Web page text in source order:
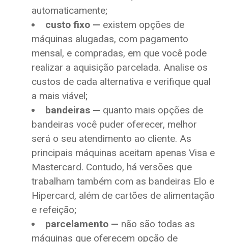
automaticamente;
custo fixo — existem opções de
máquinas alugadas, com pagamento
mensal, e compradas, em que você pode
realizar a aquisição parcelada. Analise os
custos de cada alternativa e verifique qual
a mais viável;
bandeiras — quanto mais opções de
bandeiras você puder oferecer, melhor
será o seu atendimento ao cliente. As
principais máquinas aceitam apenas Visa e
Mastercard. Contudo, há versões que
trabalham também com as bandeiras Elo e
Hipercard, além de cartões de alimentação
e refeição;
parcelamento — não são todas as
máquinas que oferecem opção de